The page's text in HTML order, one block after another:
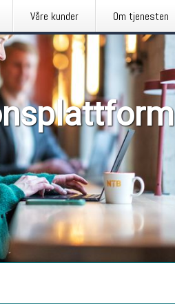
Våre kunder Om tjenesten